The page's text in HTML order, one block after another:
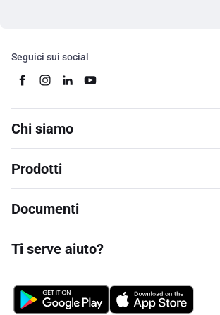
Seguici sui social
Chi siamo
Prodotti
Documenti
Ti serve aiuto?